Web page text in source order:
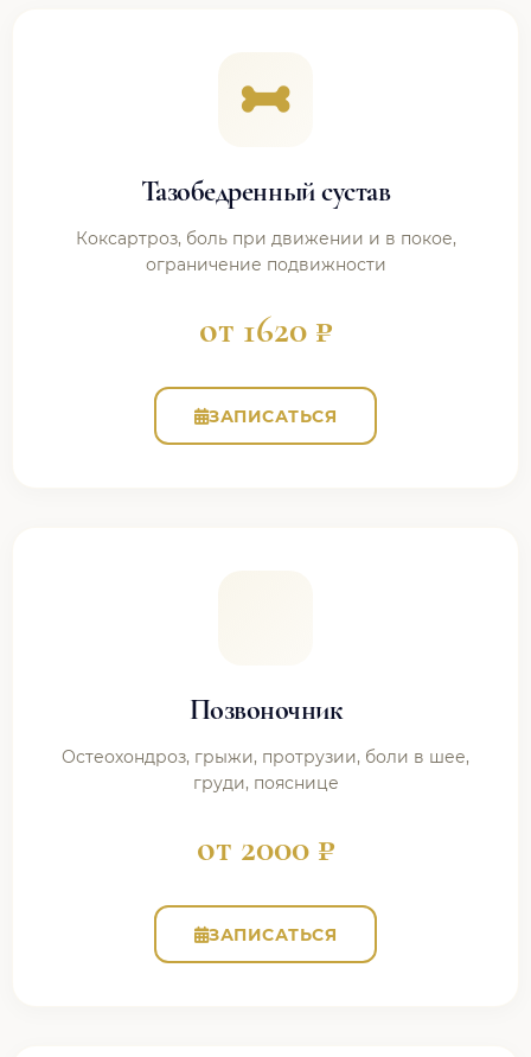
Тазобедренный сустав
Коксартроз, боль при движении и в покое,
ограничение подвижности
от 1620 ₽
ЗАПИСАТЬСЯ
Позвоночник
Остеохондроз, грыжи, протрузии, боли в шее,
груди, пояснице
от 2000 ₽
ЗАПИСАТЬСЯ